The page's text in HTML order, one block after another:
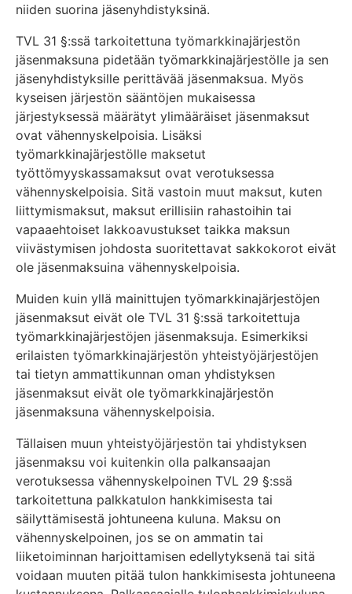
niiden suorina jäsenyhdistyksinä.
TVL 31 §:ssä tarkoitettuna työmarkkinajärjestön
jäsenmaksuna pidetään työmarkkinajärjestölle ja sen
jäsenyhdistyksille perittävää jäsenmaksua. Myös
kyseisen järjestön sääntöjen mukaisessa
järjestyksessä määrätyt ylimääräiset jäsenmaksut
ovat vähennyskelpoisia. Lisäksi
työmarkkinajärjestölle maksetut
työttömyyskassamaksut ovat verotuksessa
vähennyskelpoisia. Sitä vastoin muut maksut, kuten
liittymismaksut, maksut erillisiin rahastoihin tai
vapaaehtoiset lakkoavustukset taikka maksun
viivästymisen johdosta suoritettavat sakkokorot eivät
ole jäsenmaksuina vähennyskelpoisia.
Muiden kuin yllä mainittujen työmarkkinajärjestöjen
jäsenmaksut eivät ole TVL 31 §:ssä tarkoitettuja
työmarkkinajärjestöjen jäsenmaksuja. Esimerkiksi
erilaisten työmarkkinajärjestön yhteistyöjärjestöjen
tai tietyn ammattikunnan oman yhdistyksen
jäsenmaksut eivät ole työmarkkinajärjestön
jäsenmaksuna vähennyskelpoisia.
Tällaisen muun yhteistyöjärjestön tai yhdistyksen
jäsenmaksu voi kuitenkin olla palkansaajan
verotuksessa vähennyskelpoinen TVL 29 §:ssä
tarkoitettuna palkkatulon hankkimisesta tai
säilyttämisestä johtuneena kuluna. Maksu on
vähennyskelpoinen, jos se on ammatin tai
liiketoiminnan harjoittamisen edellytyksenä tai sitä
voidaan muuten pitää tulon hankkimisesta johtuneena